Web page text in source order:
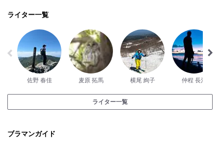
ライター一覧
佐野 春佳 麦原 拓馬 横尾 絢子 仲程 長治
ライター一覧
ブラマンガイド